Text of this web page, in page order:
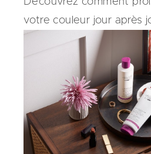
votre couleur jour après